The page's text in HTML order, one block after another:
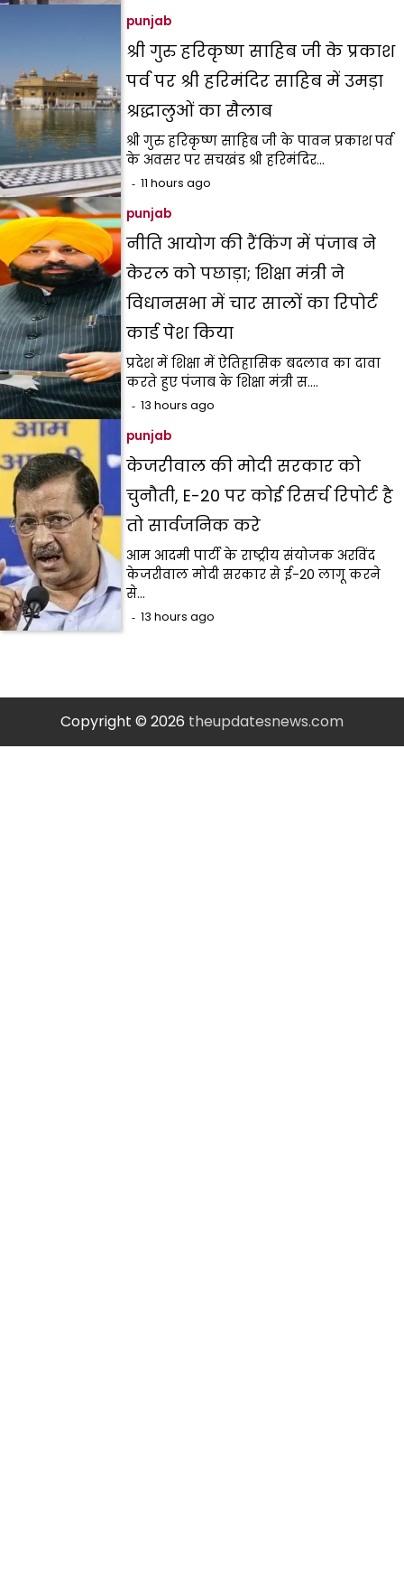
punjab
श्री गुरु हरिकृष्ण साहिब जी के प्रकाश
पर्व पर श्री हरिमंदिर साहिब में उमड़ा
श्रद्धालुओं का सैलाब
श्री गुरु हरिकृष्ण साहिब जी के पावन प्रकाश पर्व
के अवसर पर सचखंड श्री हरिमंदिर…
11 hours ago
punjab
नीति आयोग की रैंकिंग में पंजाब ने
केरल को पछाड़ा; शिक्षा मंत्री ने
विधानसभा में चार सालों का रिपोर्ट
कार्ड पेश किया
प्रदेश में शिक्षा में ऐतिहासिक बदलाव का दावा
करते हुए पंजाब के शिक्षा मंत्री स.…
13 hours ago
punjab
केजरीवाल की मोदी सरकार को
चुनौती, E-20 पर कोई रिसर्च रिपोर्ट है
तो सार्वजनिक करे
आम आदमी पार्टी के राष्ट्रीय संयोजक अरविंद
केजरीवाल मोदी सरकार से ई-20 लागू करने
से…
13 hours ago
Copyright © 2026 theupdatesnews.com